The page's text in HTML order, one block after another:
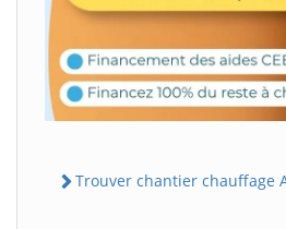
Trouver chantier chauffage